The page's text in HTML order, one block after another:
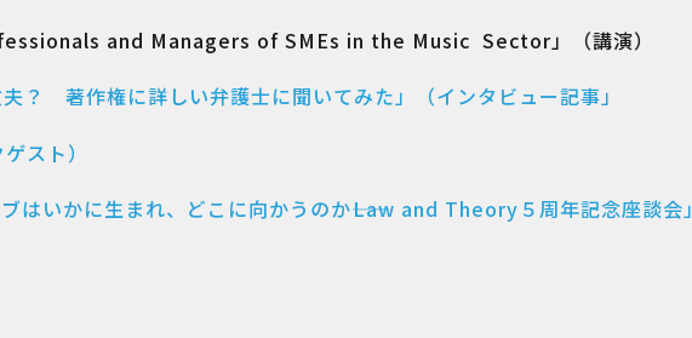
and Managers of SMEs in the Music Sector」（講演）
？ 著作権に詳しい弁護士に聞いてみた」（インタビュー記事」
スト）
はいかに生まれ、どこに向かうのか――Law and Theory５周年記念座談会」